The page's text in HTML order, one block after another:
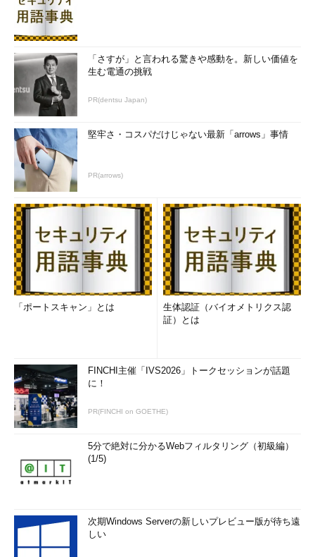
これはACPI対応のシングルプロセッサ システム向けのHALであ
上とは別のシステムでも同様の操作を行い、使用中のHALを確
認してみた。
デバイス マネージャの［コンピュータ］項目を表
示する その2
上と同様の操作を別のシステム上で行ってみた。
するとこちらは、「標準 PC」というHALを使用中
であることが分かる。
この「標準 PC」は、ACPI未対応の標準的
●デバイス マネージャからHALを切り替える
必要なら、上のデバイス マネージャから、現在使用中のHAL
を別のHALに切り替えることが可能である。まだトラブルが多い
が少々古かったりするだけで、実際にはACPI対応がなされてい
ても、インストール段階ではACPIがサポートされない「標準
PC」HALが使われることが少なくない。またマルチプロセッサ
ムとなってしまうことがあるようだ。
このような場合には、デバイス マネージャから（操作上は）
「さすが」と言われる驚きや感動を。新しい価値を
生む電通の挑戦
PR(dentsu Japan)
堅牢さ・コスパだけじゃない最新「arrows」事情
PR(arrows)
「ポートスキャン」とは
生体認証（バイオメトリクス認
証）とは
FINCHI主催「IVS2026」トークセッションが話題
に！
PR(FINCHI on GOETHE)
5分で絶対に分かるWebフィルタリング（初級編）
(1/5)
次期Windows Serverの新しいプレビュー版が待ち遠
しい